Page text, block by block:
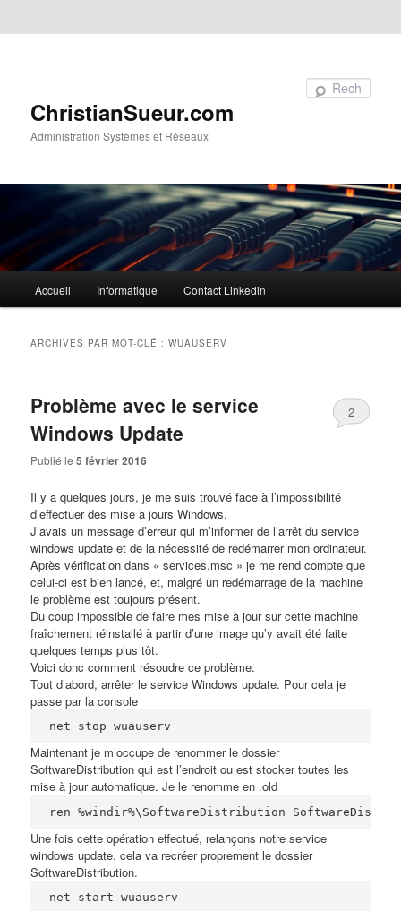
ChristianSueur.com
Administration Systèmes et Réseaux
principalAccueil Informatique Contact Linkedin
ARCHIVES PAR MOT-CLÉ :WUAUSERV
Problème avec le service
Windows Update
Publié le5 février 2016
2
Il y a quelques jours, je me suis trouvé face à l’impossibilité
d’effectuer des mise à jours Windows.
J’avais un message d’erreur qui m’informer de l’arrêt du service
windows update et de la nécessité de redémarrer mon ordinateur.
Après vérification dans « services.msc » je me rend compte que
celui-ci est bien lancé, et, malgré un redémarrage de la machine
le problème est toujours présent.
Du coup impossible de faire mes mise à jour sur cette machine
fraîchement réinstallé à partir d’une image qu’y avait été faite
quelques temps plus tôt.
Voici donc comment résoudre ce problème.
Tout d’abord, arrêter le service Windows update. Pour cela je
passe par la console
Maintenant je m’occupe de renommer le dossier
SoftwareDistribution qui est l’endroit ou est stocker toutes les
mise à jour automatique. Je le renomme en .old
ren %windir%\SoftwareDistribution
Une fois cette opération effectué, relançons notre service
windows update. cela va recréer proprement le dossier
SoftwareDistribution.
net start wuauserv